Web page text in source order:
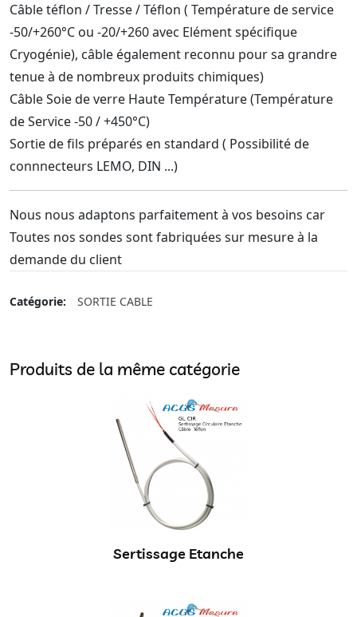
Câble téflon / Tresse / Téflon ( Température de service
-50/+260°C ou -20/+260 avec Elément spécifique
Cryogénie), câble également reconnu pour sa grandre
tenue à de nombreux produits chimiques)
Câble Soie de verre Haute Température (Température
de Service -50 / +450°C)
Sortie de fils préparés en standard ( Possibilité de
connnecteurs LEMO, DIN ...)
Nous nous adaptons parfaitement à vos besoins car
Toutes nos sondes sont fabriquées sur mesure à la
demande du client
Catégorie: SORTIE CABLE
Produits de la même catégorie
Sertissage Etanche